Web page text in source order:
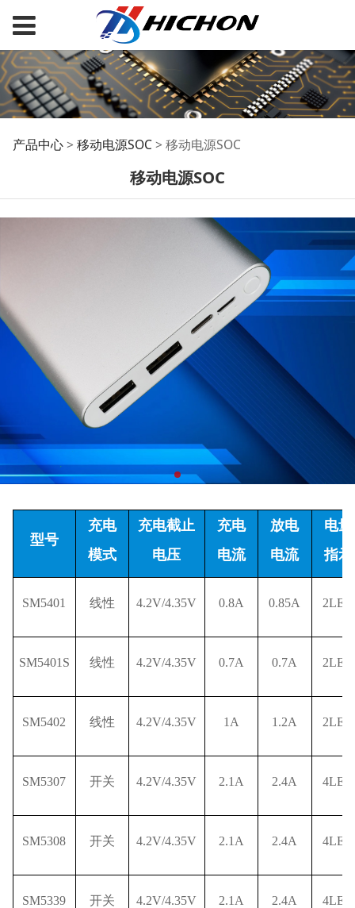
移动电源SOC
产品中心> 移动电源SOC> 移动电源SOC
移动电源SOC
型号
充电
模式
充电截止
电压
充电
电流
放电
电流
电量
指示
SM5401 线性 4.2V/4.35V 0.8A 0.85A 2LED
SM5401S 线性 4.2V/4.35V 0.7A 0.7A 2LED
SM5402 线性 4.2V/4.35V 1A 1.2A 2LED
SM5307 开关 4.2V/4.35V 2.1A 2.4A 4LED
SM5308 开关 4.2V/4.35V 2.1A 2.4A 4LED
SM5339 开关 4.2V/4.35V 2.1A 2.4A 4LED